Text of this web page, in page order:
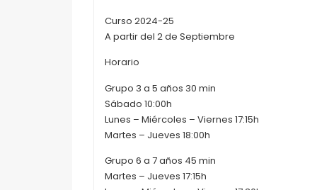
Curso 2024-25
A partir del 2 de Septiembre
Horario
Grupo 3 a 5 años 30 min
Sábado 10:00h
Lunes – Miércoles – Viernes 17:15h
Martes – Jueves 18:00h
Grupo 6 a 7 años 45 min
Martes – Jueves 17:15h